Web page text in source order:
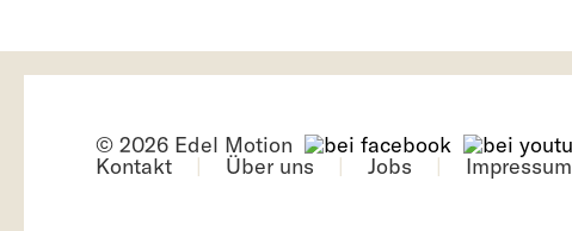
© 2026 Edel Motion
Kontakt Über uns Jobs Impressum